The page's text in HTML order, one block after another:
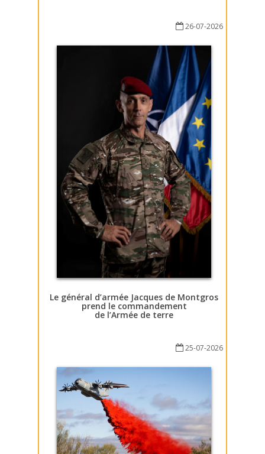
26-07-2026
Le général d’armée Jacques de Montgros
prend le commandement
de l’Armée de terre
25-07-2026